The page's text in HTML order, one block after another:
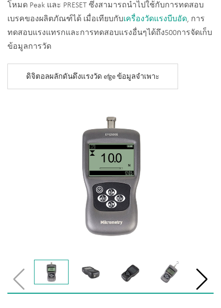
โหมด Peak และ PRESET ซึ่งสามารถนำไปใช้กับการทดสอบ
เบรคของผลิตภัณฑ์ได้ เมื่อเทียบกับเครื่องวัดแรงบีบอัด, การ
ทดสอบแรงแทรกและการทดสอบแรงอื่นๆได้ถึง500การจัดเก็บ
ข้อมูลการวัด
ดิจิตอลผลักดันดึงแรงวัด efge ข้อมูลจำเพาะ